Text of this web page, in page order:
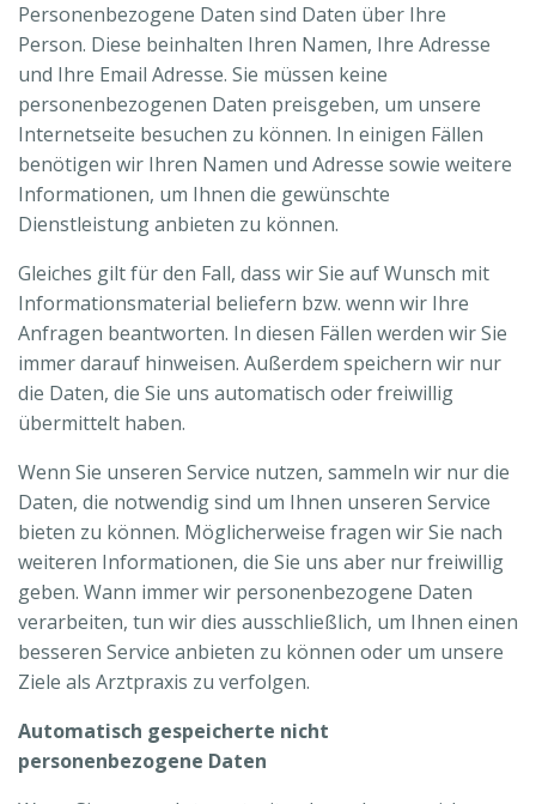
Personenbezogene Daten sind Daten über Ihre
Person. Diese beinhalten Ihren Namen, Ihre Adresse
und Ihre Email Adresse. Sie müssen keine
personenbezogenen Daten preisgeben, um unsere
Internetseite besuchen zu können. In einigen Fällen
benötigen wir Ihren Namen und Adresse sowie weitere
Informationen, um Ihnen die gewünschte
Dienstleistung anbieten zu können.
Gleiches gilt für den Fall, dass wir Sie auf Wunsch mit
Informationsmaterial beliefern bzw. wenn wir Ihre
Anfragen beantworten. In diesen Fällen werden wir Sie
immer darauf hinweisen. Außerdem speichern wir nur
die Daten, die Sie uns automatisch oder freiwillig
übermittelt haben.
Wenn Sie unseren Service nutzen, sammeln wir nur die
Daten, die notwendig sind um Ihnen unseren Service
bieten zu können. Möglicherweise fragen wir Sie nach
weiteren Informationen, die Sie uns aber nur freiwillig
geben. Wann immer wir personenbezogene Daten
verarbeiten, tun wir dies ausschließlich, um Ihnen einen
besseren Service anbieten zu können oder um unsere
Ziele als Arztpraxis zu verfolgen.
Automatisch gespeicherte nicht
personenbezogene Daten